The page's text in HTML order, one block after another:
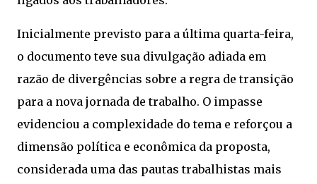
Inicialmente previsto para a última quarta-feira,
o documento teve sua divulgação adiada em
razão de divergências sobre a regra de transição
para a nova jornada de trabalho. O impasse
evidenciou a complexidade do tema e reforçou a
dimensão política e econômica da proposta,
considerada uma das pautas trabalhistas mais